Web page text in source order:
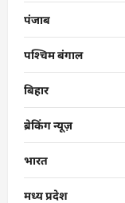
पंजाब
पश्चिम बंगाल
बिहार
ब्रेकिंग न्यूज़
भारत
मध्य प्रदेश